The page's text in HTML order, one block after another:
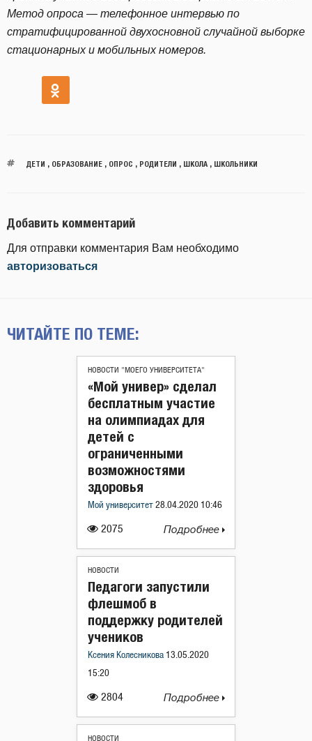
Метод опроса — телефонное интервью по
стратифицированной двухосновной случайной выборке
стационарных и мобильных номеров.
ДЕТИ ОБРАЗОВАНИЕ, ОПРОС РОДИТЕЛИ ШКОЛА, ШКОЛЬНИКИ
Добавить комментарий
Для отправки комментария Вам необходимо
авторизоваться
ЧИТАЙТЕ ПО ТЕМЕ:
НОВОСТИ "МОЕГО УНИВЕРСИТЕТА"
2075
«Мой универ» сделал
бесплатным участие
на олимпиадах для
детей с
ограниченными
возможностями
здоровья
Мой университет 28.04.2020 10:46
Подробнее
НОВОСТИ
2804
Педагоги запустили
флешмоб в
поддержку родителей
учеников
Ксения Колесникова 13.05.2020
15:20
Подробнее
НОВОСТИ